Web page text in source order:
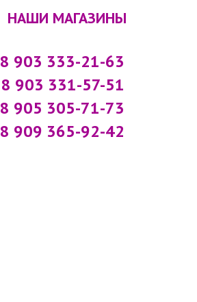
НАШИ МАГАЗИНЫ
8 903 333-21-63
8 903 331-57-51
8 905 305-71-73
8 909 365-92-42